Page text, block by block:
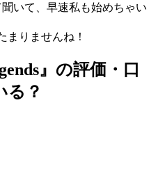
いて、早速私も始めちゃい
まりませんね！
』の評価・口
る？